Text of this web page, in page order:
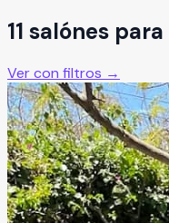
11 salónes para
Ver con filtros →